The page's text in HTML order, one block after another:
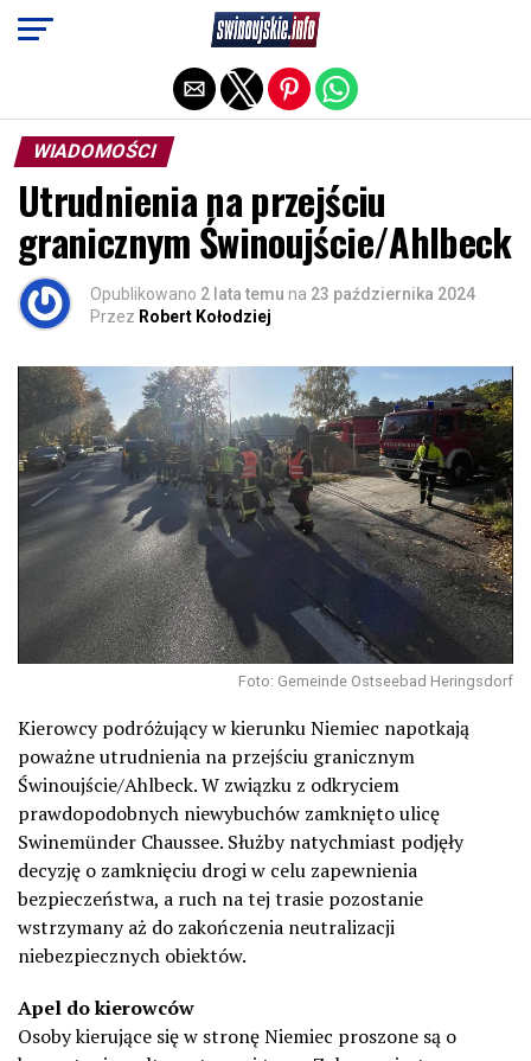
WIADOMOŚCI
Utrudnienia na przejściu
granicznym Świnoujście/Ahlbeck
Opublikowano 2 lata temu na 23 października 2024
Przez Robert Kołodziej
Foto: Gemeinde Ostseebad Heringsdorf
Kierowcy podróżujący w kierunku Niemiec napotkają
poważne utrudnienia na przejściu granicznym
Świnoujście/Ahlbeck. W związku z odkryciem
prawdopodobnych niewybuchów zamknięto ulicę
Swinemünder Chaussee. Służby natychmiast podjęły
decyzję o zamknięciu drogi w celu zapewnienia
bezpieczeństwa, a ruch na tej trasie pozostanie
wstrzymany aż do zakończenia neutralizacji
niebezpiecznych obiektów.
Apel do kierowców
Osoby kierujące się w stronę Niemiec proszone są o
Exit mobile version